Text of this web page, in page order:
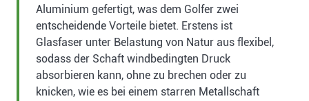
Aluminium gefertigt, was dem Golfer zwei
entscheidende Vorteile bietet. Erstens ist
Glasfaser unter Belastung von Natur aus flexibel,
sodass der Schaft windbedingten Druck
absorbieren kann, ohne zu brechen oder zu
knicken, wie es bei einem starren Metallschaft